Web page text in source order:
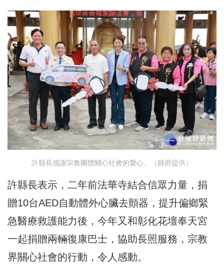
許縣長感謝宗教團體關心社會的愛心。（縣府提供）
許縣長表示，二年前法華寺結合信眾力量，捐
贈10台AED自動體外心臟去顫器，提升偏鄉緊
急醫療救護能力後，今年又和彰化花壇奉天宮
一起捐贈兩輛復康巴士，協助長照服務，宗教
界關心社會的行動，令人感動。